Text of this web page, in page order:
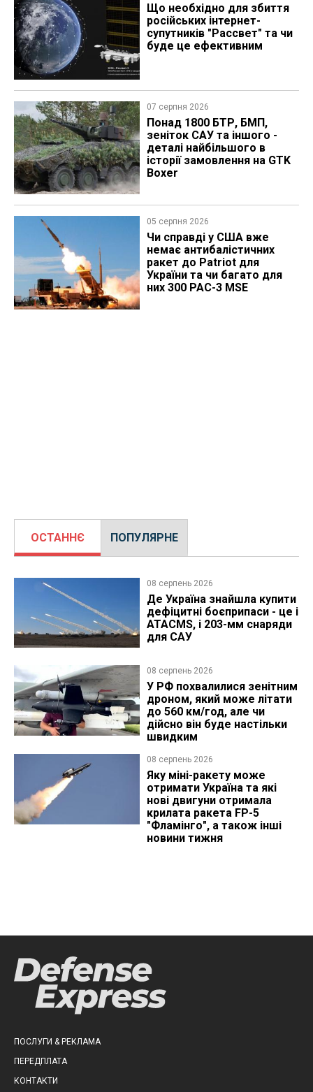
Що необхідно для збиття
російських інтернет-
супутників "Рассвет" та чи
буде це ефективним
07 серпня 2026
Понад 1800 БТР, БМП,
зеніток САУ та іншого -
деталі найбільшого в
історії замовлення на GTK
Boxer
05 серпня 2026
Чи справді у США вже
немає антибалістичних
ракет до Patriot для
України та чи багато для
них 300 PAC-3 MSE
ОСТАННЄ ПОПУЛЯРНЕ
08 серпень 2026
Де Україна знайшла купити
дефіцитні боєприпаси - це і
ATACMS, і 203-мм снаряди
для САУ
08 серпень 2026
У РФ похвалилися зенітним
дроном, який може літати
до 560 км/год, але чи
дійсно він буде настільки
швидким
08 серпень 2026
Яку міні-ракету може
отримати Україна та які
нові двигуни отримала
крилата ракета FP-5
"Фламінго", а також інші
новини тижня
ПОСЛУГИ & РЕКЛАМА
ПЕРЕДПЛАТА
КОНТАКТИ